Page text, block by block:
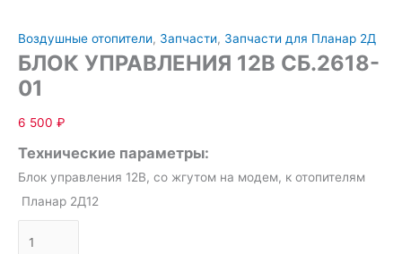
Воздушные отопители, Запчасти, Запчасти для Планар 2Д
БЛОК УПРАВЛЕНИЯ 12В СБ.2618-
01
6 500 ₽
Технические параметры:
Блок управления 12В, со жгутом на модем, к отопителям
Планар 2Д12